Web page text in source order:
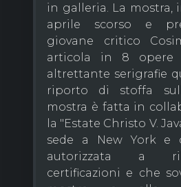
in galleria. La mostra,
aprile scorso e
giovane critico
articola in 8 opere
altrettante serigrafie
riporto di stoffa
mostra è fatta in
la "Estate Christo V.
sede a New York e
autorizzata a
certificazioni e che